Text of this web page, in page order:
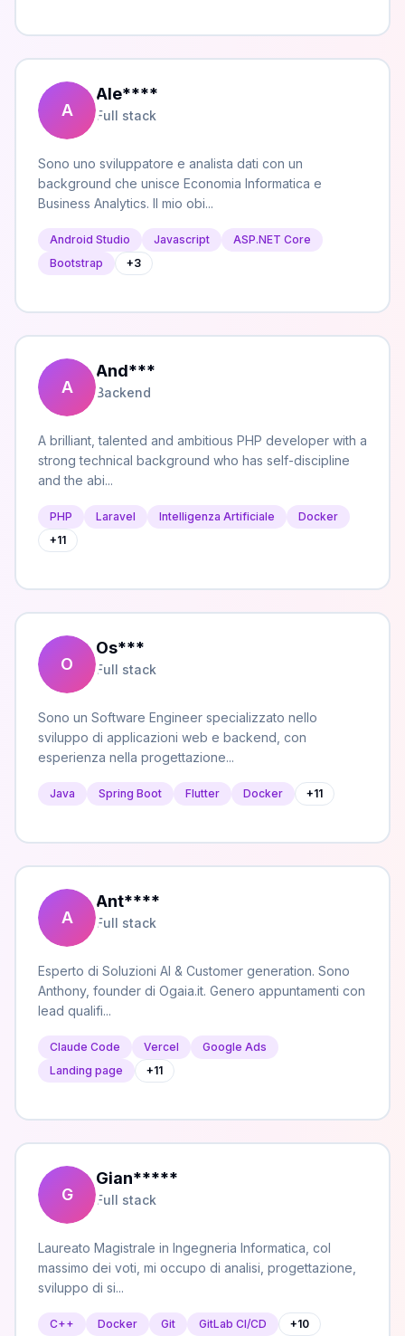
A
Ale****
Full stack
Sono uno sviluppatore e analista dati con un
background che unisce Economia Informatica e
Business Analytics. Il mio obi...
Android Studio Javascript
ASP.NET Core
Bootstrap
+3
A
And***
Backend
A brilliant, talented and ambitious PHP developer with a
strong technical background who has self-discipline
and the abi...
PHP Laravel Intelligenza Artificiale
Docker
+11
O
Os***
Full stack
Sono un Software Engineer specializzato nello
sviluppo di applicazioni web e backend, con
esperienza nella progettazione...
Java Spring Boot Flutter Docker +11
A
Ant****
Full stack
Esperto di Soluzioni AI & Customer generation. Sono
Anthony, founder di Ogaia.it. Genero appuntamenti con
lead qualifi...
Claude Code Vercel
Google Ads
Landing page
+11
G
Gian*****
Full stack
Laureato Magistrale in Ingegneria Informatica, col
massimo dei voti, mi occupo di analisi, progettazione,
sviluppo di si...
C++ Docker Git GitLab CI/CD +10